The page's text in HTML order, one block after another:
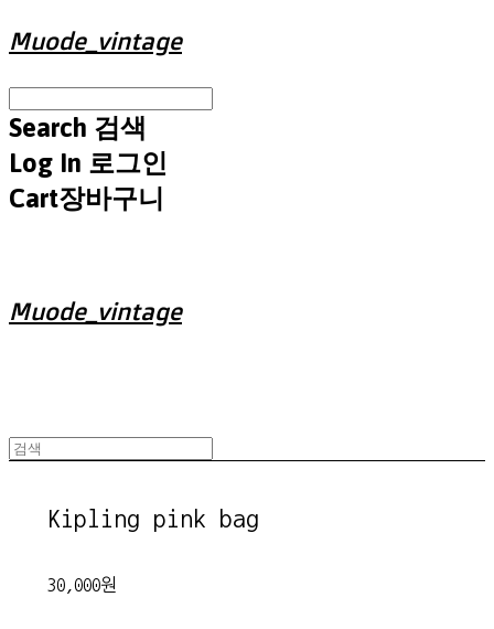
Muode_vintage
Search 검색
Log In 로그인
Cart장바구니
Muode_vintage
Kipling pink bag
30,000원